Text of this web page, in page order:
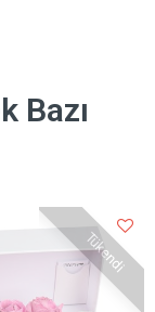
Bazı
Tükendi